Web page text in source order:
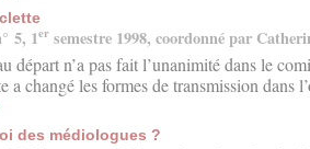
5, 1er semestre 1998, coordonné par
départ n’a pas fait l’unanimité dans le
a changé les formes de transmission dans
des médiologues ?